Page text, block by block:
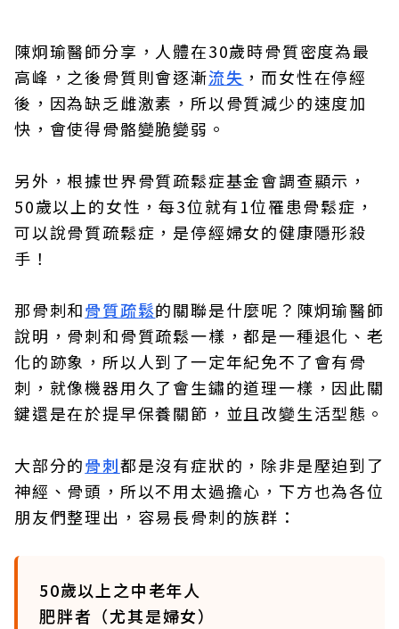
陳炯瑜醫師分享，人體在30歲時骨質密度為最
高峰，之後骨質則會逐漸流失 ，而女性在停經
後，因為缺乏雌激素，所以骨質減少的速度加
快，會使得骨骼變脆變弱。​
另外，根據世界骨質疏鬆症基金會調查顯示，
50歲以上的女性，每3位就有1位罹患骨鬆症，
可以說骨質疏鬆症，是停經婦女的健康隱形殺
手！​
那骨刺和骨質疏鬆的關聯是什麼呢？陳炯瑜醫師
說明，骨刺和骨質疏鬆一樣，都是一種退化、老
化的跡象，所以人到了一定年紀免不了會有骨
刺，就像機器用久了會生鏽的道理一樣，因此關
鍵還是在於提早保養關節，並且改變生活型態。​
大部分的骨刺都是沒有症狀的，除非是壓迫到了
神經、骨頭，所以不用太過擔心，下方也為各位
朋友們整理出，容易長骨刺的族群：​
50歲以上之中老年人​
肥胖者（尤其是婦女）​